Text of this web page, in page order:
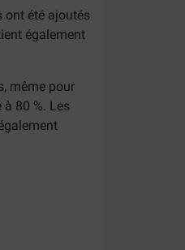
ont été ajoutés
également
même pour
80 %. Les